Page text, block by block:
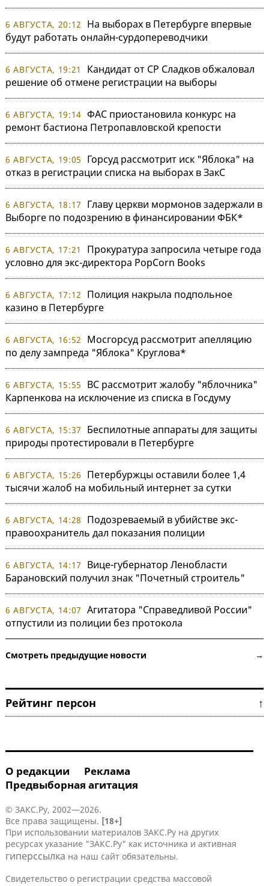
6 АВГУСТА, 20:12
На выборах в Петербурге впервые
будут работать онлайн-сурдопереводчики
6 АВГУСТА, 19:21
Кандидат от СР Сладков обжаловал
решение об отмене регистрации на выборы
6 АВГУСТА, 19:14 ФАС приостановила конкурс на
ремонт бастиона Петропавловской крепости
6 АВГУСТА, 19:05
Горсуд рассмотрит иск "Яблока" на
отказ в регистрации списка на выборах в ЗакС
6 АВГУСТА, 18:17
Главу церкви мормонов задержали в
Выборге по подозрению в финансировании ФБК*
6 АВГУСТА, 17:21
Прокуратура запросила четыре года
условно для экс-директора PopCorn Books
6 АВГУСТА, 17:12
Полиция накрыла подпольное
казино в Петербурге
6 АВГУСТА, 16:52
Мосгорсуд рассмотрит апелляцию
по делу зампреда "Яблока" Круглова*
6 АВГУСТА, 15:55
ВС рассмотрит жалобу "яблочника"
Карпенкова на исключение из списка в Госдуму
6 АВГУСТА, 15:37
Беспилотные аппараты для защиты
природы протестировали в Петербурге
6 АВГУСТА, 15:26
Петербуржцы оставили более 1,4
тысячи жалоб на мобильный интернет за сутки
6 АВГУСТА, 14:28
Подозреваемый в убийстве экс-
правоохранитель дал показания полиции
6 АВГУСТА, 14:17
Вице-губернатор Ленобласти
Барановский получил знак "Почетный строитель"
6 АВГУСТА, 14:07 Агитатора "Справедливой России"
отпустили из полиции без протокола
Смотреть предыдущие новости →
Рейтинг персон ↑
О редакции
Реклама
Предвыборная агитация
© ЗАКС.Ру, 2002—2026.
Все права защищены. [18+]
При использовании материалов ЗАКС.Ру на других
ресурсах указание "ЗАКС.Ру" как источника и активная
гиперссылка на наш сайт обязательны.
Свидетельство о регистрации средства массовой